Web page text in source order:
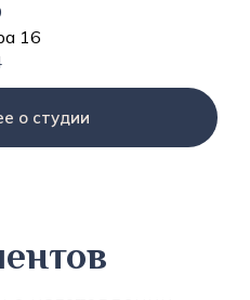
16
о студии